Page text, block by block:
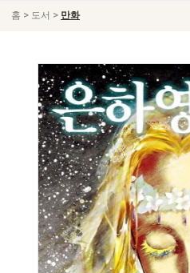
홈 > 도서 > 만화